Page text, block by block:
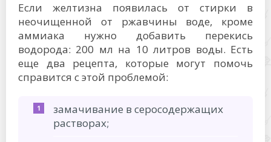
Если желтизна появилась от стирки в
неочищенной от ржавчины воде, кроме
аммиака нужно добавить перекись
водорода: 200 мл на 10 литров воды. Есть
еще два рецепта, которые могут помочь
справится с этой проблемой:
замачивание в серосодержащих
растворах;